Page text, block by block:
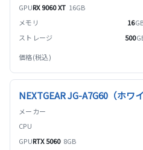
RX 9060 XT 16GB
16
500
NEXTGEAR JG-A7G60（ホワ
RTX 5060 8GB